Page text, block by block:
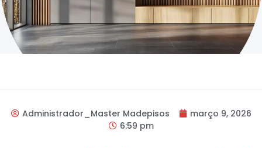
Administrador_Master Madepisos
março 9, 2026
6:59 pm